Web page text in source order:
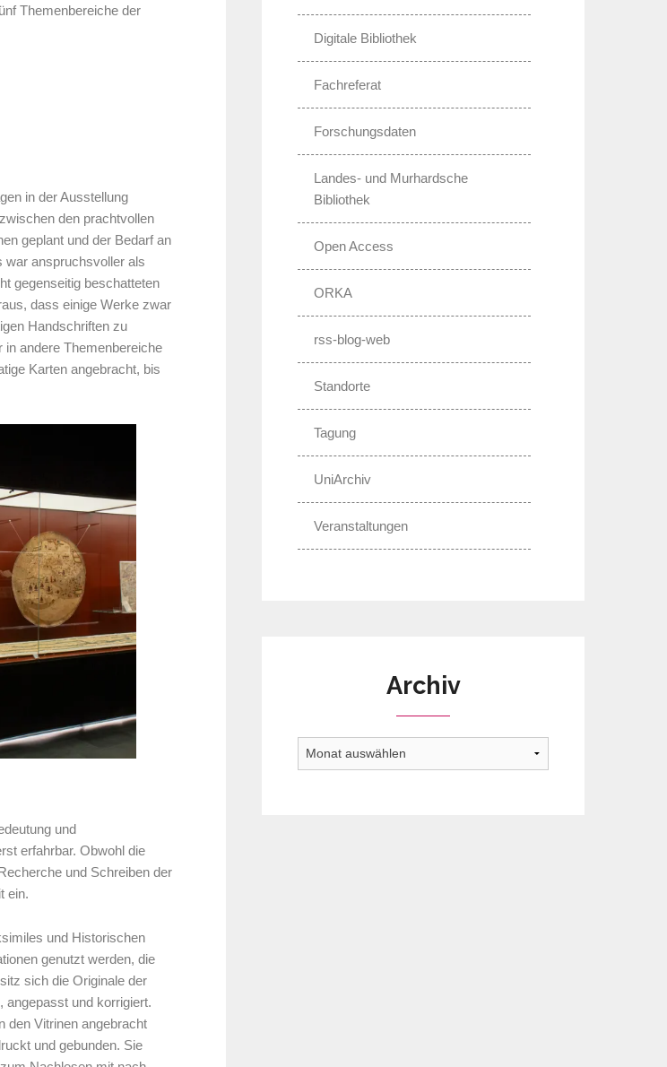
Themenbereiche der
in der Ausstellung
den prachtvollen
geplant und der Bedarf an
war anspruchsvoller als
gegenseitig beschatteten
dass einige Werke zwar
Handschriften zu
andere Themenbereiche
Karten angebracht, bis
und
erfahrbar. Obwohl die
und Schreiben der
ein.
und Historischen
genutzt werden, die
sich die Originale der
angepasst und korrigiert.
den Vitrinen angebracht
und gebunden. Sie
Digitale Bibliothek
Fachreferat
Forschungsdaten
Landes- und Murhardsche
Bibliothek
Open Access
ORKA
rss-blog-web
Standorte
Tagung
UniArchiv
Veranstaltungen
Archiv
Archiv